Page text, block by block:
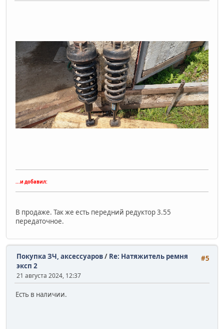
...и добавил:
В продаже. Так же есть передний редуктор 3.55
передаточное.
#5
Покупка ЗЧ, аксессуаров/ Re: Натяжитель ремня
эксп 2
21 августа 2024, 12:37
Есть в наличии.